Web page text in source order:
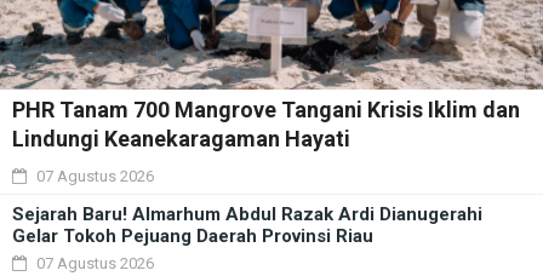
PHR Tanam 700 Mangrove Tangani Krisis Iklim dan
Lindungi Keanekaragaman Hayati
07 Agustus 2026
Sejarah Baru! Almarhum Abdul Razak Ardi Dianugerahi
Gelar Tokoh Pejuang Daerah Provinsi Riau
07 Agustus 2026